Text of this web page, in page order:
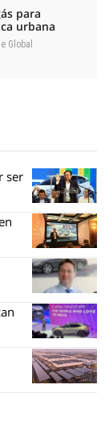
para
urbana
Global
ser